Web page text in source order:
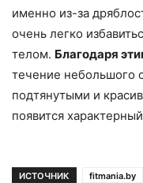
именно из-за
очень легко
телом. Благодаря
течение небольшого
подтянутыми и
появится
ИСТОЧНИК fitmania.by